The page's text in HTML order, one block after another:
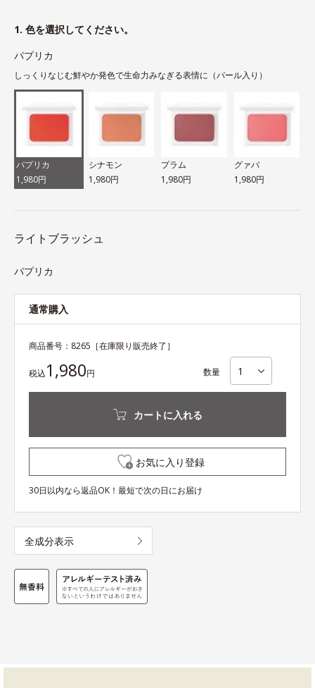
1. 色を選択してください。
パプリカ
しっくりなじむ鮮やか発色で生命力みなぎる表情に（パール入り）
パプリカ
1,980円
シナモン
1,980円
プラム
1,980円
グァバ
1,980円
ライトブラッシュ
パプリカ
通常購入
商品番号： 8265 ［在庫限り販売終了］
税込1,980円 数量
カートに入れる
お気に入り登録
30日以内なら返品OK！最短で次の日にお届け
全成分表示